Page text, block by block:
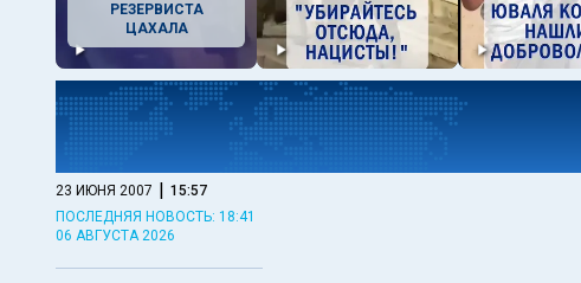
РЕЗЕРВИСТА
ЦАХАЛА
23 ИЮНЯ 2007 | 15:57
ПОСЛЕДНЯЯ НОВОСТЬ: 18:41
06 АВГУСТА 2026